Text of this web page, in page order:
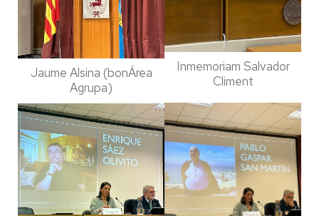
Jaume Alsina (bonÁrea
Agrupa)
Inmemoriam Salvador
Climent